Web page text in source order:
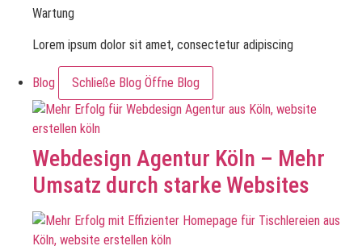
Wartung
Lorem ipsum dolor sit amet, consectetur adipiscing
Blog Schließe Blog Öffne Blog
Webdesign Agentur Köln – Mehr
Umsatz durch starke Websites